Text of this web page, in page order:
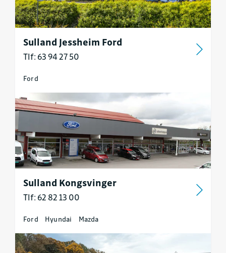
Sulland Jessheim Ford
Tlf: 63 94 27 50
Ford
Sulland Kongsvinger
Tlf: 62 82 13 00
Ford Hyundai Mazda